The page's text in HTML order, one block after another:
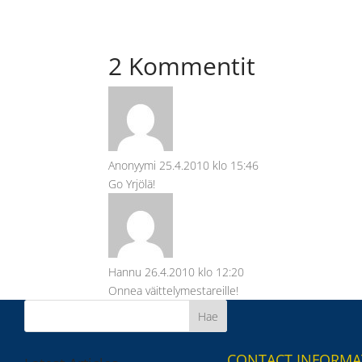
2 Kommentit
Anonyymi 25.4.2010 klo 15:46
Go Yrjölä!
Hannu 26.4.2010 klo 12:20
Onnea väittelymestareille!